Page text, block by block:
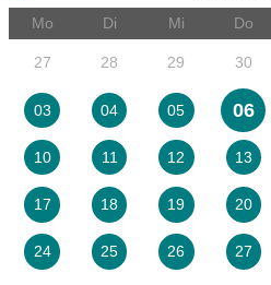
Mo
Di Mi Do
27 28 29 30
03 04 05 06
10 11 12 13
17 18 19 20
24 25 26 27